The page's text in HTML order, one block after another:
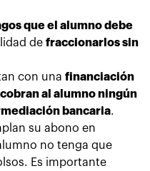
que el alumno debe
de fraccionarlos sin
con una financiación
al alumno ningún
bancaria.
su abono en
no tenga que
Es importante